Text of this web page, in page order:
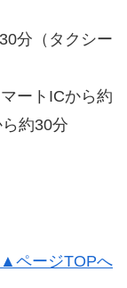
分（タクシー
ートICから約
約30分
▲ページTOPへ